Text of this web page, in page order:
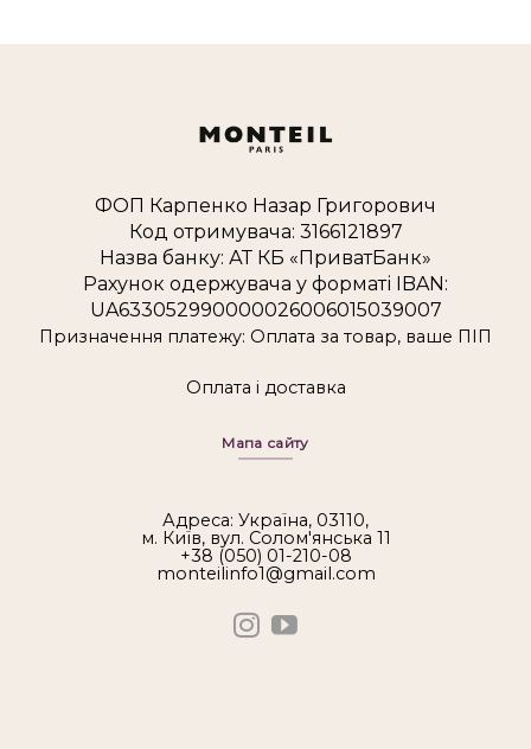
ФОП Карпенко Назар Григорович
Код отримувача: 3166121897
Назва банку: АТ КБ «ПриватБанк»
Рахунок одержувача у форматі IBAN:
UA633052990000026006015039007
Призначення платежу: Оплата за товар, ваше ПІП
Оплата і доставка
Мапа сайту
Адреса: Україна, 03110,
м. Київ, вул. Солом'янська 11
+38 (050) 01-210-08
monteilinfo1@gmail.com